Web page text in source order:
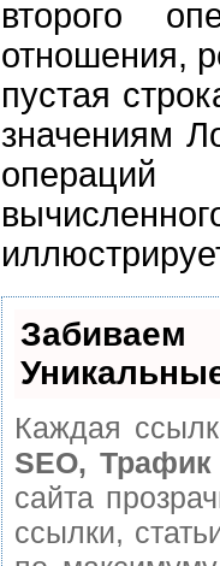
второго
отношения,
пустая
значениям
операций
Каждая
SEO,
сайта
ссылки,